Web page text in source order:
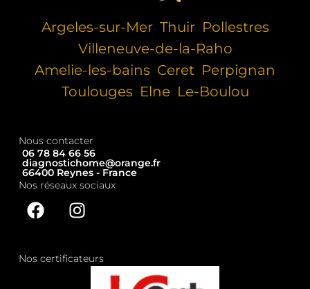
Argeles-sur-Mer Thuir Pollestres
Villeneuve-de-la-Raho
Amelie-les-bains Ceret Perpignan
Toulouges Elne Le-Boulou
Nous contacter
06 78 84 66 56
diagnostichome@orange.fr
66400 Reynes - France
Nos réseaux sociaux
Nos certificateurs